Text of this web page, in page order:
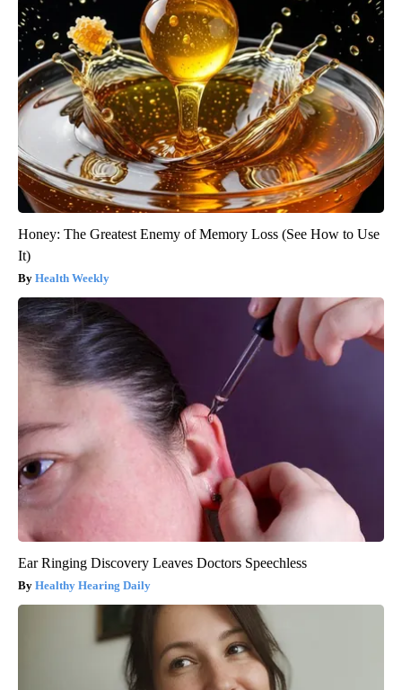
Honey: The Greatest Enemy of Memory Loss (See How to Use
It)
Health Weekly
Ear Ringing Discovery Leaves Doctors Speechless
Healthy Hearing Daily